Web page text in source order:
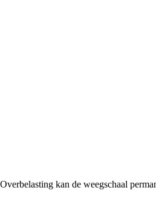
kan de weegschaal